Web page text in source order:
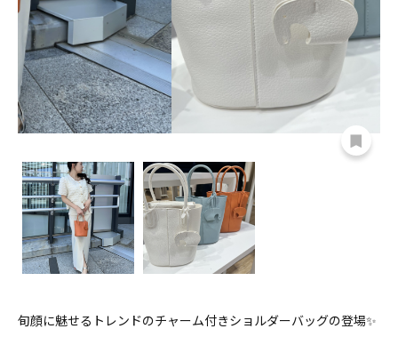
旬顔に魅せるトレンドのチャーム付きショルダーバッグの登場✨